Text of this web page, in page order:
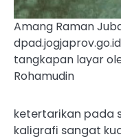
Amang Raman
tangkapan layar
Rohamudin
ketertarikan pada
kaligrafi sangat